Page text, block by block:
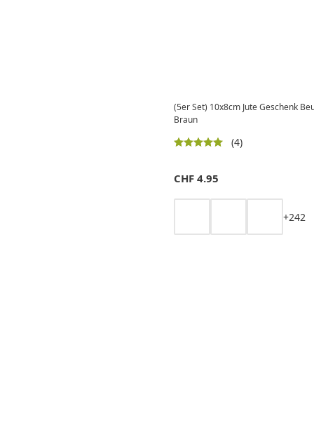
(5er Set) 10x8cm Jute Geschenk
Braun
(4)
CHF 4.95
+242